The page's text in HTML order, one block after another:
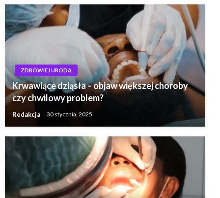
ZDROWIE I URODA
Krwawiące dziąsła – objaw większej choroby
czy chwilowy problem?
Redakcja 30 stycznia, 2025